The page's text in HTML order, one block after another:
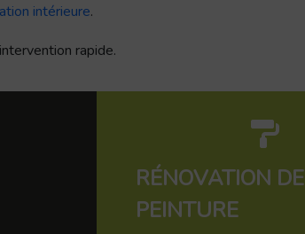
intérieure.
rapide.
RÉNOVATION DE
PEINTURE